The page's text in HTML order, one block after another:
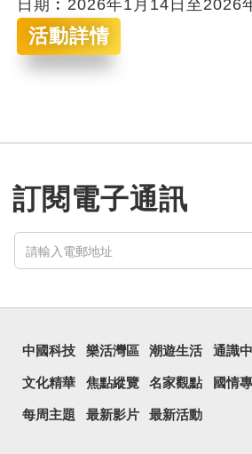
活動詳情
訂閱電子通訊
中國科技 樂活灣區 潮遊生活 通識
文化精華 焦點縱覽 名家觀點 國情
每周主題 最新影片 最新活動